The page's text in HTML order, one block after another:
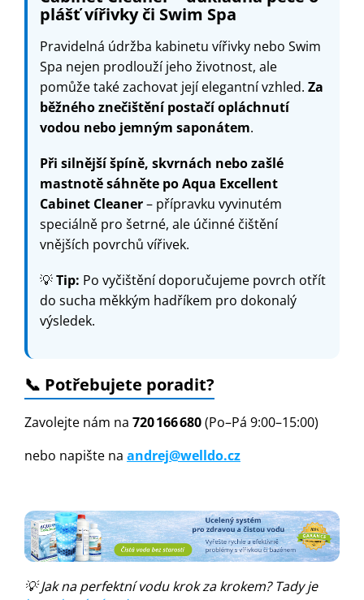
plášť vířivky či Swim Spa
Pravidelná údržba kabinetu vířivky nebo Swim
Spa nejen prodlouží jeho životnost, ale
pomůže také zachovat její elegantní vzhled. Za
běžného znečištění postačí opláchnutí
vodou nebo jemným saponátem.
Při silnější špíně, skvrnách nebo zašlé
mastnotě sáhněte poAqua Excellent
Cabinet Cleaner– přípravku vyvinutém
speciálně pro šetrné, ale účinné čištění
vnějších povrchů vířivek.
💡Tip: Po vyčištění doporučujeme povrch otřít
do sucha měkkým hadříkem pro dokonalý
výsledek.
📞 Potřebujete poradit?
Zavolejte nám na 720 166 680(Po–Pá 9:00–15:00)
nebo napište na andrej@welldo.cz
💡 Jak na perfektní vodu krok za krokem? Tady je